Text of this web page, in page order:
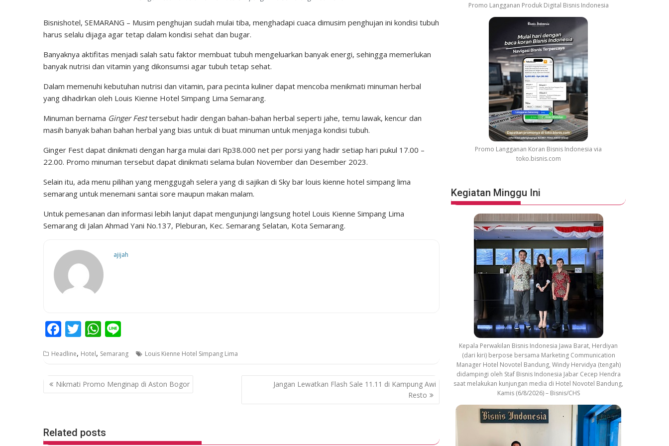
Bisnishotel, SEMARANG – Musim penghujan sudah mulai tiba, menghadapi cuaca dimusim penghujan ini kondisi tubuh
harus selalu dijaga agar tetap dalam kondisi sehat dan bugar.
Banyaknya aktifitas menjadi salah satu faktor membuat tubuh mengeluarkan banyak energi, sehingga memerlukan
banyak nutrisi dan vitamin yang dikonsumsi agar tubuh tetap sehat.
Dalam memenuhi kebutuhan nutrisi dan vitamin, para pecinta kuliner dapat mencoba menikmati minuman herbal
yang dihadirkan oleh Louis Kienne Hotel Simpang Lima Semarang.
Minuman bernama Ginger Festtersebut hadir dengan bahan-bahan herbal seperti jahe, temu lawak, kencur dan
masih banyak bahan bahan herbal yang bias untuk di buat minuman untuk menjaga kondisi tubuh.
Ginger Fest dapat dinikmati dengan harga mulai dari Rp38.000 net per porsi yang hadir setiap hari pukul 17.00 –
22.00. Promo minuman tersebut dapat dinikmati selama bulan November dan Desember 2023.
Selain itu, ada menu pilihan yang menggugah selera yang di sajikan di Sky bar louis kienne hotel simpang lima
semarang untuk menemani santai sore maupun makan malam.
Untuk pemesanan dan informasi lebih lanjut dapat mengunjungi langsung hotel Louis Kienne Simpang Lima
Semarang di Jalan Ahmad Yani No.137, Pleburan, Kec. Semarang Selatan, Kota Semarang.
ajijah
F
ac
e
b
o
k
T
w
itt
er
W
h
at
s
A
e
Headline, Hotel, Semarang Louis Kienne Hotel Simpang Lima
P
o
n
Nikmati Promo Menginap di Aston Bogor
Jangan Lewatkan Flash Sale 11.11 di Kampung Awi
Resto
Related posts
Promo Langganan Produk Digital Bisnis Indonesia
Promo Langganan Koran Bisnis Indonesia via
toko.bisnis.com
Kegiatan Minggu Ini
Kepala Perwakilan Bisnis Indonesia Jawa Barat, Herdiyan
(dari kiri) berpose bersama Marketing Communication
Manager Hotel Novotel Bandung, Windy Hervidya (tengah)
didampingi oleh Staf Bisnis Indonesia Jabar Cecep Hendra
saat melakukan kunjungan media di Hotel Novotel Bandung,
Kamis (6/8/2026) – Bisnis/CHS